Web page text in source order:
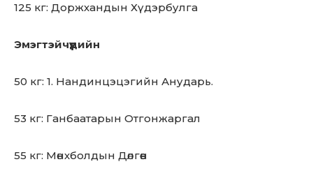
125 кг: Доржхандын Хүдэрбулга
Эмэгтэйчүүдийн
50 кг: 1. Нандинцэцэгийн Анударь.
53 кг: Ганбаатарын Отгонжаргал
55 кг: Мөнхболдын Дөлгөөн